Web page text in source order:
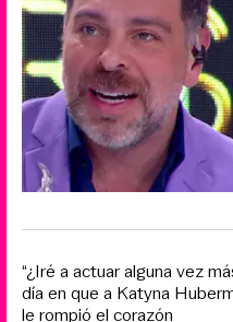
“¿Iré a actuar alguna vez
día en que a Katyna
le rompió el corazón